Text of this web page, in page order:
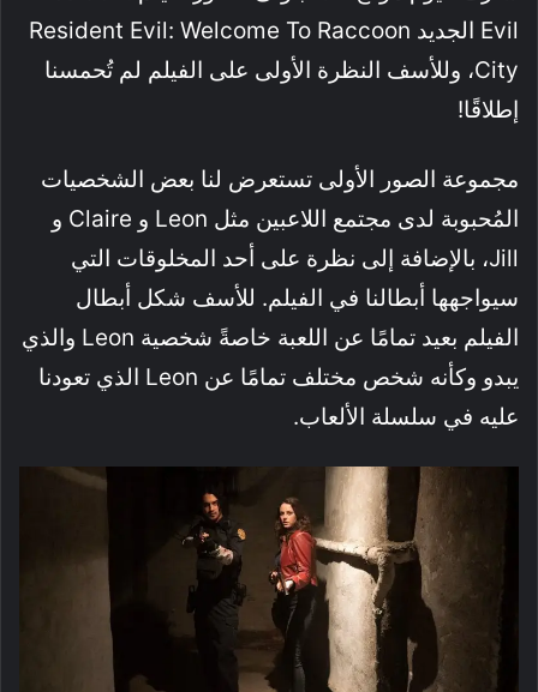
Evil الجديد Resident Evil: Welcome To Raccoon
City، وللأسف النظرة الأولى على الفيلم لم تُحمسنا
إطلاقًا!
مجموعة الصور الأولى تستعرض لنا بعض الشخصيات
المُحبوبة لدى مجتمع اللاعبين مثل Leon و Claire و
Jill، بالإضافة إلى نظرة على أحد المخلوقات التي
سيواجهها أبطالنا في الفيلم. للأسف شكل أبطال
الفيلم بعيد تمامًا عن اللعبة خاصةً شخصية Leon والذي
يبدو وكأنه شخص مختلف تمامًا عن Leon الذي تعودنا
عليه في سلسلة الألعاب.